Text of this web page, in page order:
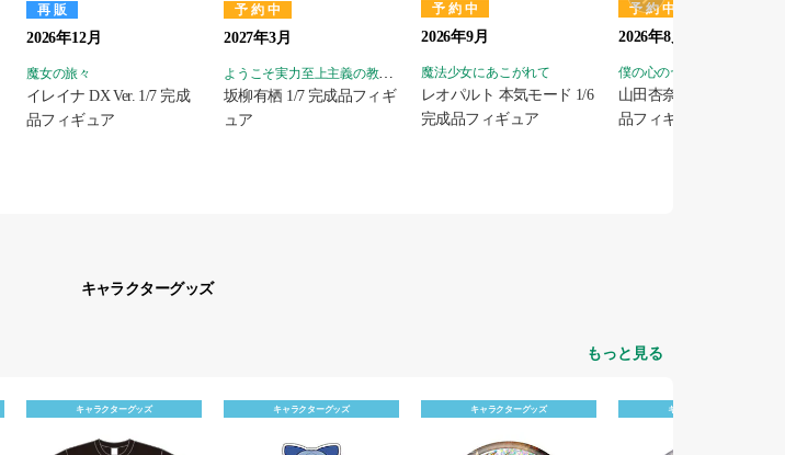
再販
2026年12月
魔女の旅々
イレイナ DX Ver. 1/7 完成
品フィギュア
予約中
2027年3月
ようこそ実力至上主義の教室へ
坂柳有栖 1/7 完成品フィギ
ュア
予約中
2026年9月
魔法少女にあこがれて
レオパルト 本気モード 1/6
完成品フィギュア
予約中
2026年8月
僕の心のヤバイやつ
山田杏奈 水着Ver. 1/6 完
品フィギュア
キャラクターグッズ
もっと見る
キャラクターグッズ キャラクターグッズ キャラクターグッズ キャラクターグッズ